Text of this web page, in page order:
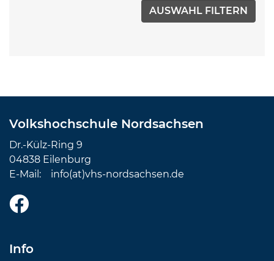
Volkshochschule Nordsachsen
Dr.-Külz-Ring 9
04838 Eilenburg
E-Mail: info(at)vhs-nordsachsen.de
Info